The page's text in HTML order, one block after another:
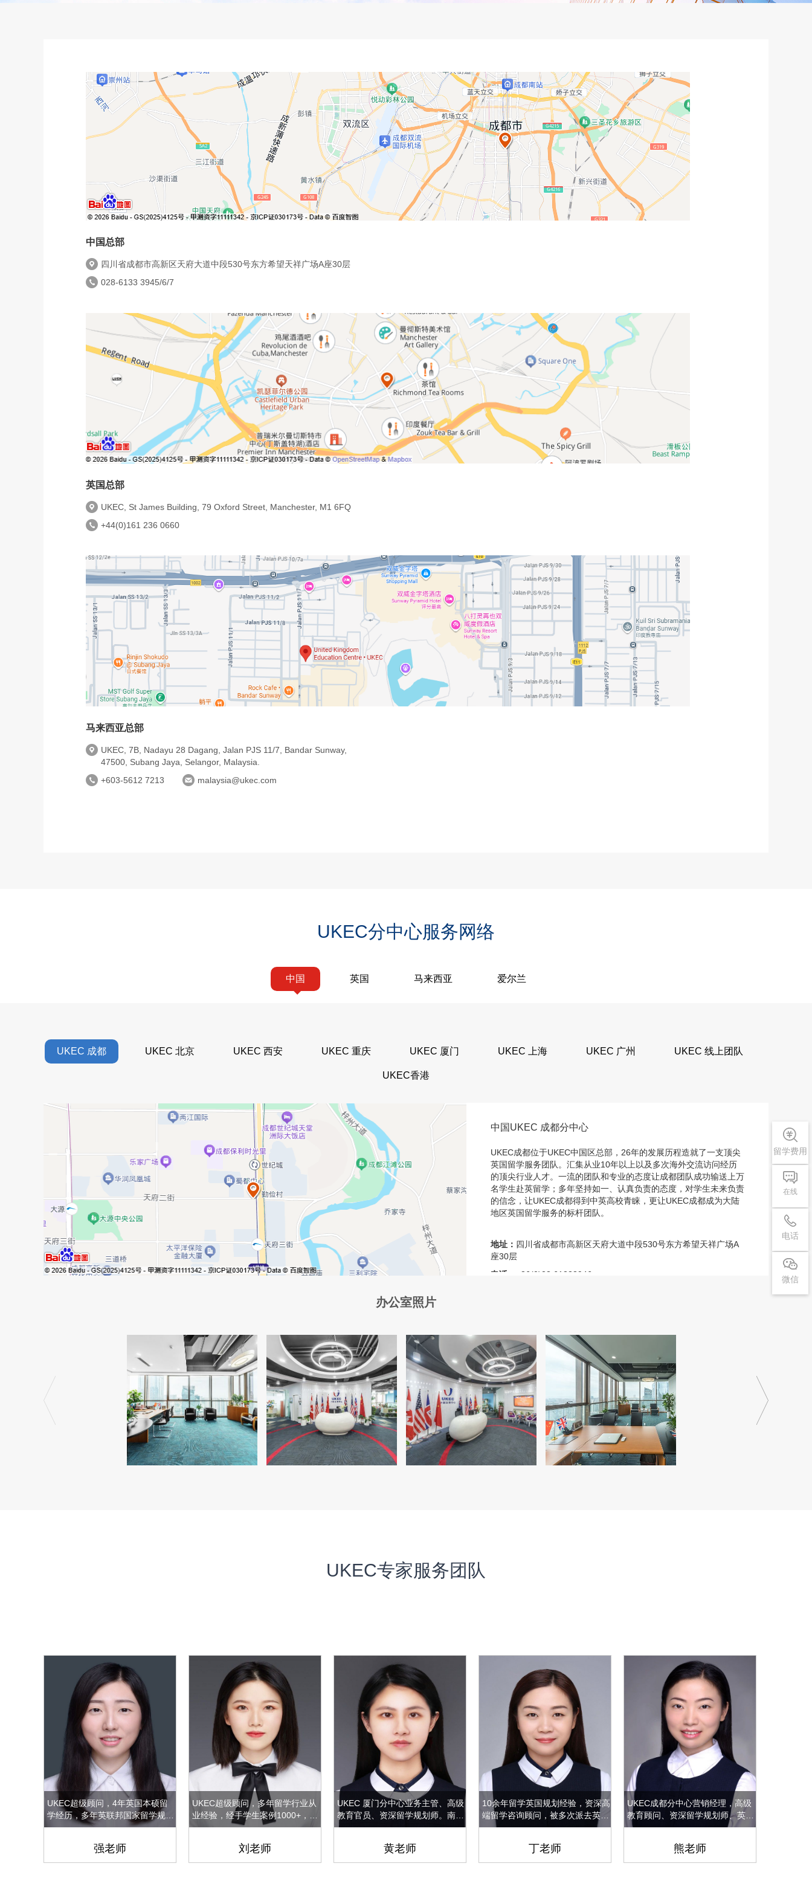
留学费用
在线
电话
微信
中国总部
四川省成都市高新区天府大道中段530号东方希望天祥广场A座30层
028-6133 3945/6/7
英国总部
UKEC, St James Building, 79 Oxford Street, Manchester, M1 6FQ
+44(0)161 236 0660
马来西亚总部
UKEC, 7B, Nadayu 28 Dagang, Jalan PJS 11/7, Bandar Sunway,
47500, Subang Jaya, Selangor, Malaysia.
+603-5612 7213
malaysia@ukec.com
UKEC分中心服务网络
中国 英国 马来西亚 爱尔兰
UKEC 成都 UKEC 北京 UKEC 西安 UKEC 重庆 UKEC 厦门 UKEC 上海 UKEC 广州 UKEC 线上团队
UKEC香港
中国UKEC 成都分中心
UKEC成都位于UKEC中国区总部，26年的发展历程造就了一支顶尖
英国留学服务团队。汇集从业10年以上以及多次海外交流访问经历
的顶尖行业人才。一流的团队和专业的态度让成都团队成功输送上万
名学生赴英留学；多年坚持如一、认真负责的态度，对学生未来负责
的信念，让UKEC成都得到中英高校青睐，更让UKEC成都成为大陆
地区英国留学服务的标杆团队。
地址： 四川省成都市高新区天府大道中段530号东方希望天祥广场A
座30层
电话：
+86(0)28 61333946
请提前预约 。
办公室照片
UKEC专家服务团队
UKEC超级顾问，4年英国本硕留
学经历，多年英联邦国家留学规划
申请经验，曾就职于IBM财务部、
系、全科专业、文化风土人情都有
着深入全面的了解。
强老师
UKEC超级顾问，多年留学行业从
业经验，经手学生案例1000+，擅
长G5院校申请，曾经在前期咨
个环节轮岗，了解整个留学申请过
程，曾被评为年度优秀员工。擅长
刘老师
UKEC 厦门分中心业务主管、高级
教育官员、资深留学规划师。南洋
理工大学硕士、雅思7.5分； 曾在
次访问英国、香港、新加坡知名高
校，深入了解各地区院校招生与文
黄老师
10余年留学英国规划经验，资深高
端留学咨询顾问，被多次派去英国
大学访问和培训，从业经验10年，
丁老师
UKEC成都分中心营销经理，高级
教育顾问、资深留学规划师、英国
签证专家。从业十余年已成功帮助
国顶尖级名校熊老师